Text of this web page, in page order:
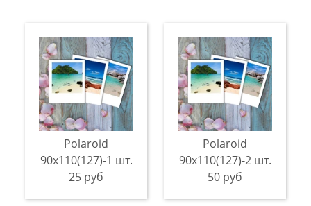
Polaroid
90х110(127)-1 шт.
25 руб
Polaroid
90х110(127)-2 шт.
50 руб